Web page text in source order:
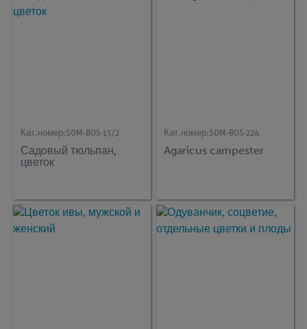
Кат.номер:SOM-BOS-15/2
Садовый тюльпан,
цветок
Кат.номер:SOM-BOS-224
Agaricus campester